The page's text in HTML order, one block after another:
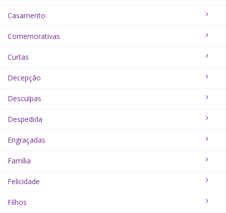
Casamento
Comemorativas
Curtas
Decepção
Desculpas
Despedida
Engraçadas
Família
Felicidade
Filhos